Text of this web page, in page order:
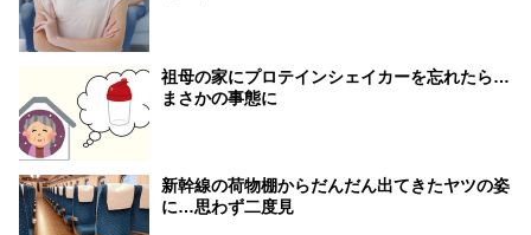
祖母の家にプロテインシェイカーを忘れたら…
まさかの事態に
新幹線の荷物棚からだんだん出てきたヤツの姿
に…思わず二度見